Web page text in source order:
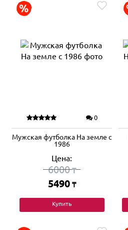
0
Мужская футболка На земле с
1986
Цена:
6000₸
5490 ₸
Купить